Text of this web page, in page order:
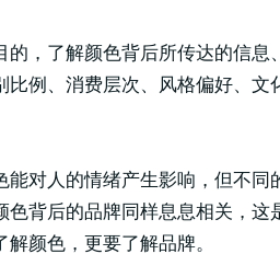
，了解颜色背后所传达的信息
例、消费层次、风格偏好、文
对人的情绪产生影响，但不同
背后的品牌同样息息相关，这
颜色，更要了解品牌。